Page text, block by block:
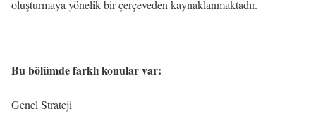
oluşturmaya yönelik bir çerçeveden kaynaklanmaktadır.
Bu bölümde farklı konular var:
Genel Strateji